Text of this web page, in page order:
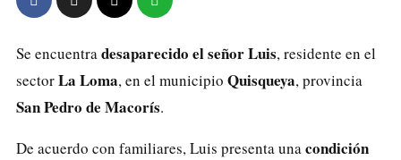
Se encuentradesaparecido el señor Luis, residente en el
sectorLa Loma, en el municipio Quisqueya, provincia
San Pedro de Macorís.
De acuerdo con familiares, Luis presenta unacondición